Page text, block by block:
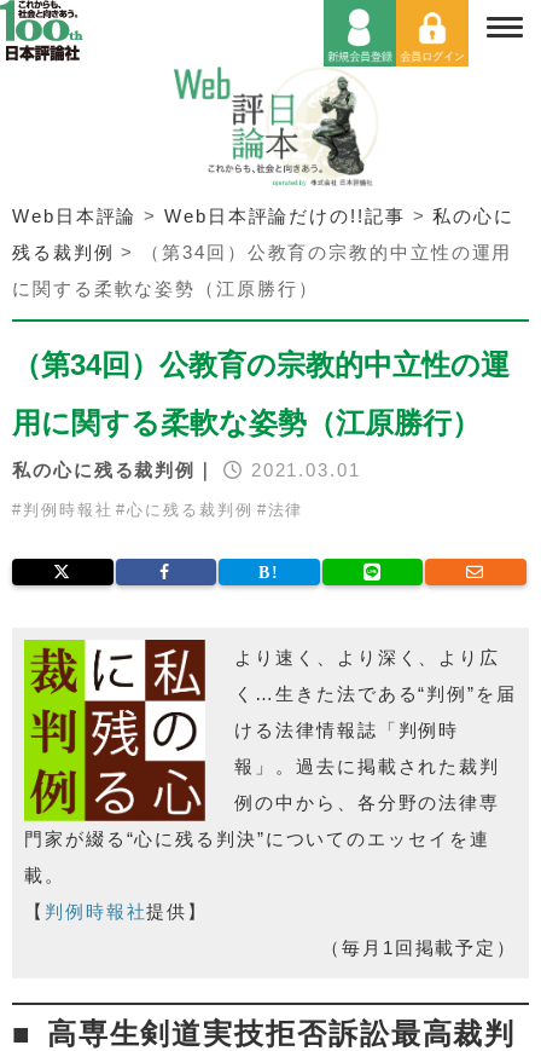
Web日本評論 >Web日本評論だけの!!記事 >私の心に
残る裁判例 >
（第34回）公教育の宗教的中立性の運用
に関する柔軟な姿勢（江原勝行）
（第34回）公教育の宗教的中立性の運
用に関する柔軟な姿勢（江原勝行）
私の心に残る裁判例｜ 2021.03.01
# 判例時報社 #心に残る裁判例 #法律
より速く、より深く、より広
く…生きた法である“判例”を届
ける法律情報誌「判例時
報」。過去に掲載された裁判
例の中から、各分野の法律専
門家が綴る“心に残る判決”についてのエッセイを連
載。
【 判例時報社提供】
（毎月1回掲載予定）
高専生剣道実技拒否訴訟最高裁判